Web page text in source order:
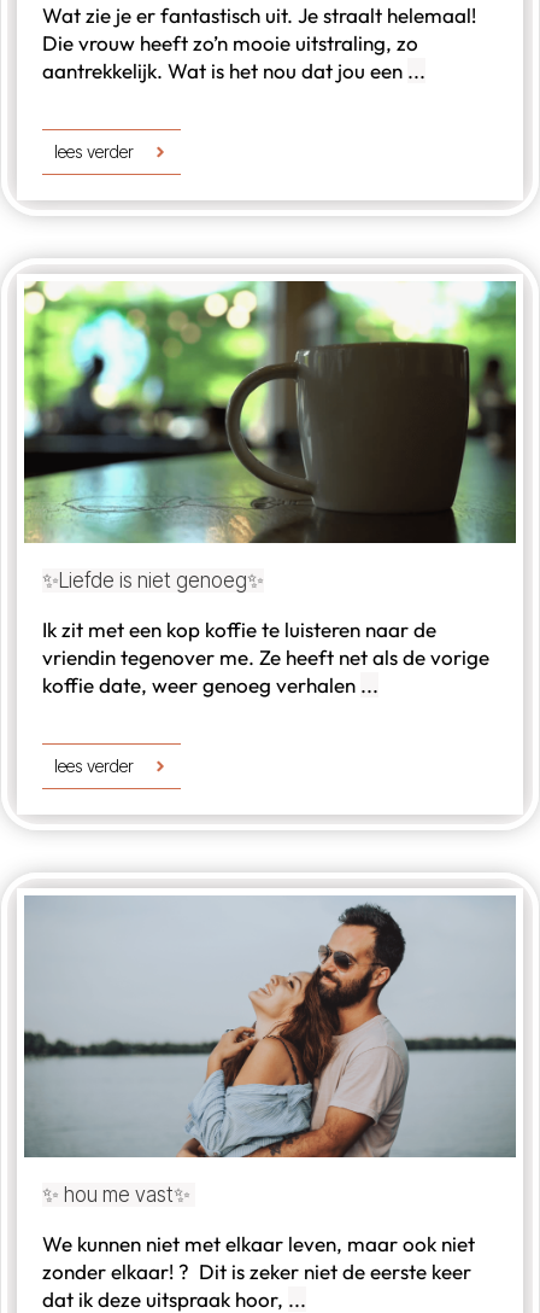
Wat zie je er fantastisch uit. Je straalt helemaal!
Die vrouw heeft zo’n mooie uitstraling, zo
aantrekkelijk. Wat is het nou dat jou een ...
lees verder
✨Liefde is niet genoeg✨
Ik zit met een kop koffie te luisteren naar de
vriendin tegenover me. Ze heeft net als de vorige
koffie date, weer genoeg verhalen ...
lees verder
✨ hou me vast✨
We kunnen niet met elkaar leven, maar ook niet
zonder elkaar! ? Dit is zeker niet de eerste keer
dat ik deze uitspraak hoor, ...